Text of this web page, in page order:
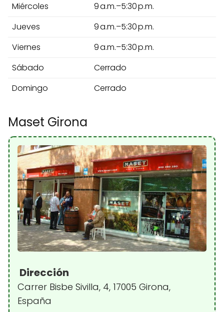
Miércoles
9 a.m.–5:30 p.m.
Jueves
9 a.m.–5:30 p.m.
Viernes
9 a.m.–5:30 p.m.
Sábado
Cerrado
Domingo
Cerrado
Maset Girona
Dirección
Carrer Bisbe Sivilla, 4, 17005 Girona,
España